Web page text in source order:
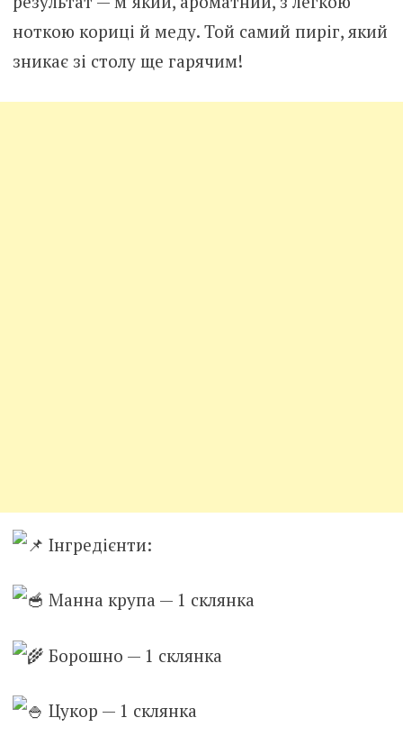
ноткою кориці й меду. Той самий пиріг, який
зникає зі столу ще гарячим!
Інгредієнти:
Манна крупа — 1 склянка
Борошно — 1 склянка
Цукор — 1 склянка